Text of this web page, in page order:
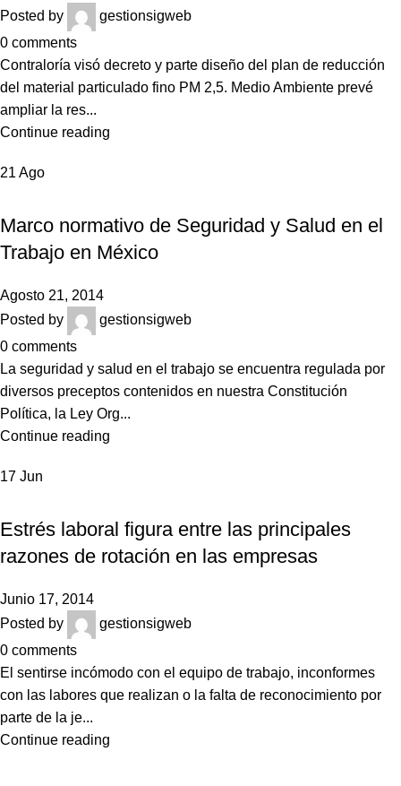
Posted by
gestionsigweb
0 comments
Contraloría visó decreto y parte diseño del plan de reducción
del material particulado fino PM 2,5. Medio Ambiente prevé
ampliar la res...
Continue reading
21 Ago
Marco normativo de Seguridad y Salud en el
Trabajo en México
Agosto 21, 2014
Posted by
gestionsigweb
0 comments
La seguridad y salud en el trabajo se encuentra regulada por
diversos preceptos contenidos en nuestra Constitución
Política, la Ley Org...
Continue reading
17 Jun
Estrés laboral figura entre las principales
razones de rotación en las empresas
Junio 17, 2014
Posted by
gestionsigweb
0 comments
El sentirse incómodo con el equipo de trabajo, inconformes
con las labores que realizan o la falta de reconocimiento por
parte de la je...
Continue reading